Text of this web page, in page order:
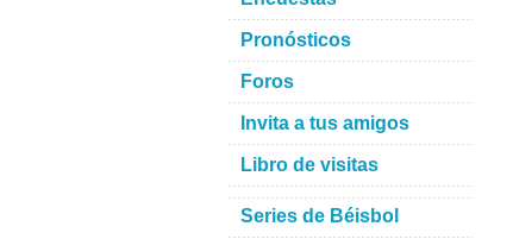
Pronósticos
Foros
Invita a tus amigos
Libro de visitas
Series de Béisbol